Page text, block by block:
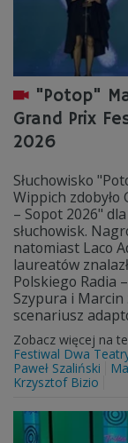
"Potop"
Grand Prix
2026
Słuchowisko
Wippich zdobyło
– Sopot 2026"
słuchowisk.
natomiast Laco
laureatów
Polskiego Radia
Szypura i
scenariusz
Zobacz więcej na
Festiwal Dwa
Paweł Szaliński
Krzysztof Bizio